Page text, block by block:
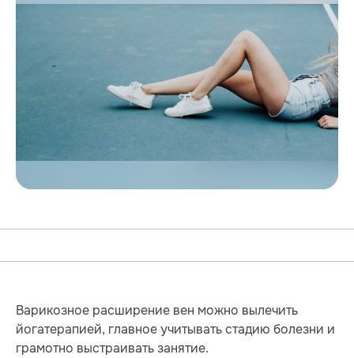
Варикозное расширение вен можно вылечить
йогатерапией, главное учитывать стадию болезни и
грамотно выстраивать занятие.